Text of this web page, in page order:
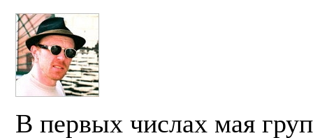
В первых числах мая